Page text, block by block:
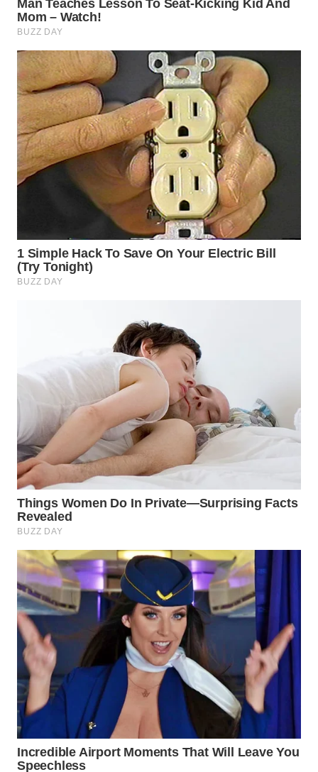
SUMEDANG
WN
CIANJUR
WN
KEPULAUAN
SERIBU
WN
TANGERANG
BINJAI
WN
WN
MAJALENGKA
WN
SUBANG
SUKABUMI
WN
PURWAKARTA
WN
PRIANGAN
TIMUR
SEMARANG
WN